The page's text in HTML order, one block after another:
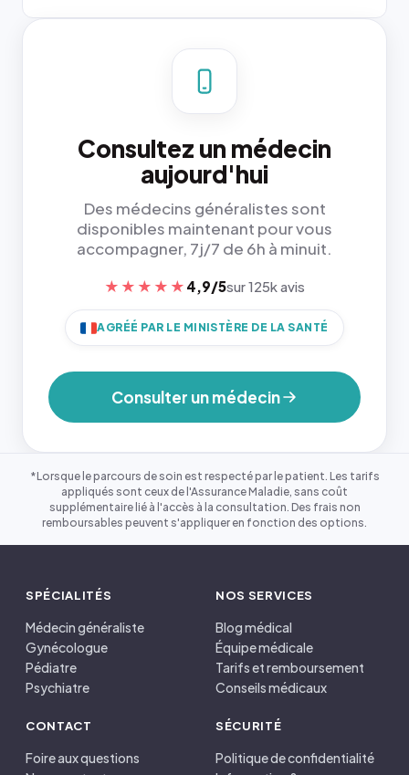
Consultez un médecin
aujourd'hui
Des médecins généralistes sont
disponibles maintenant pour vous
accompagner, 7j/7 de 6h à minuit.
★★★★★ 4,9/5sur 125k avis
AGRÉÉ PAR LE MINISTÈRE DE LA SANTÉ
Consulter un médecin
*Lorsque le parcours de soin est respecté par le patient. Les tarifs
appliqués sont ceux de l'Assurance Maladie, sans coût
supplémentaire lié à l'accès à la consultation. Des frais non
remboursables peuvent s'appliquer en fonction des options.
SPÉCIALITÉS
Médecin généraliste
Gynécologue
Pédiatre
Psychiatre
NOS SERVICES
Blog médical
Équipe médicale
Tarifs et remboursement
Conseils médicaux
CONTACT
Foire aux questions
SÉCURITÉ
Politique de confidentialité